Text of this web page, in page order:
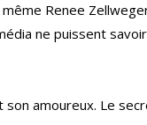
Renee Zellweger
ne puissent
son amoureux. Le